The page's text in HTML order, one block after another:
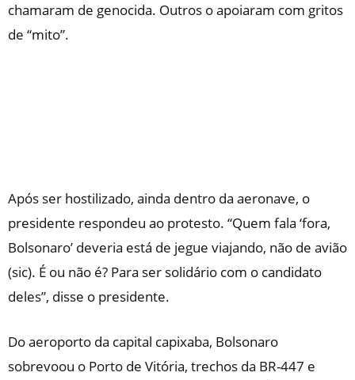
chamaram de genocida. Outros o apoiaram com gritos
de “mito”.
Após ser hostilizado, ainda dentro da aeronave, o
presidente respondeu ao protesto. “Quem fala ‘fora,
Bolsonaro’ deveria está de jegue viajando, não de avião
(sic). É ou não é? Para ser solidário com o candidato
deles”, disse o presidente.
Do aeroporto da capital capixaba, Bolsonaro
sobrevoou o Porto de Vitória, trechos da BR-447 e